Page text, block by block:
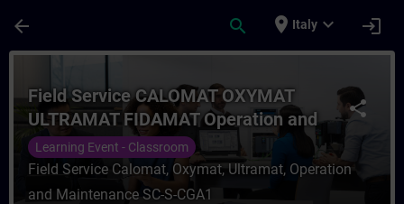
arrow_back search place Italy expand_more login
share
Field Service CALOMAT OXYMAT
ULTRAMAT FIDAMAT Operation and
maintenance
Learning Event - Classroom
Field Service Calomat, Oxymat, Ultramat, Operation
and Maintenance SC-S-CGA1